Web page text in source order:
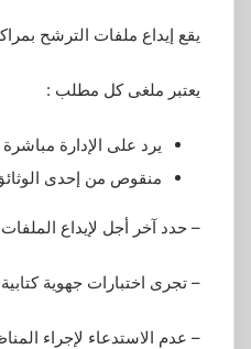
يقع إيداع ملفات الترشح
يعتبر ملغى كل مطلب :
يرد على الإدارة
منقوص من إحدى
– حدد آخر أجل لإيداع الملفات يوم 02 جوان
– تجرى اختبارات جهوية كتابية
– عدم الاستدعاء لإجراء